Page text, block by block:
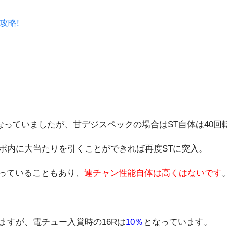
略!
ていましたが、甘デジスペックの場合はST自体は40回
に大当たりを引くことができれば再度STに突入。
いることもあり、 連チャン性能自体は高くはないです
すが、電チュー入賞時の16Rは10％ となっています。